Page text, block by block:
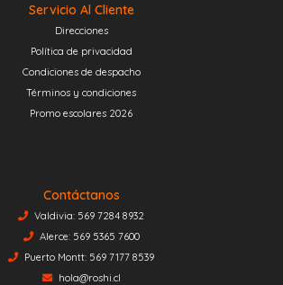
Servicio Al Cliente
Direcciones
Política de privacidad
Condiciones de despacho
Términos y condiciones
Promo escolares 2026
Contáctanos
Valdivia: 569 7284 8932
Alerce: 569 5365 7600
Puerto Montt: 569 7177 8539
hola@roshi.cl